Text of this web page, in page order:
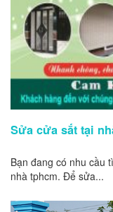
Sửa cửa sắt tại
Bạn đang có nhu cầu
nhà tphcm. Để sửa...